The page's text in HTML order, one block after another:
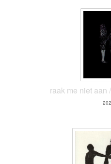
raak me niet aan